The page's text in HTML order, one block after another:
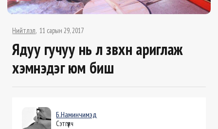
Нийтлэл 11 сарын 29, 2017
Ядуу гучуу нь л зөвхөн ариглаж
хэмнэдэг юм биш
Б.Наминчимэд
Сэтгүүлч